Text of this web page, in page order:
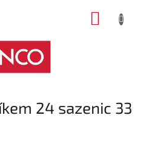
24 sazenic 33